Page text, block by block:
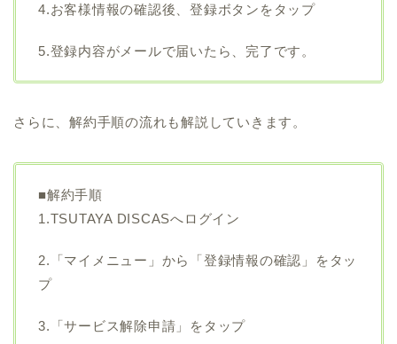
4.お客様情報の確認後、登録ボタンをタップ
5.登録内容がメールで届いたら、完了です。
さらに、解約手順の流れも解説していきます。
■解約手順
1.TSUTAYA DISCASへログイン
2.「マイメニュー」から「登録情報の確認」をタッ
プ
3.「サービス解除申請」をタップ